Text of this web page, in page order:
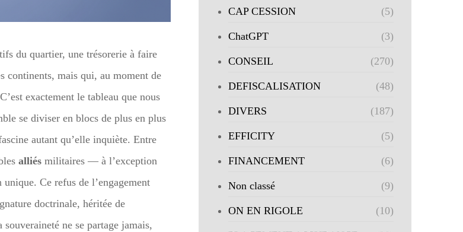
du quartier, une trésorerie à faire
continents, mais qui, au moment de
exactement le tableau que nous
se diviser en blocs de plus en plus
autant qu’elle inquiète. Entre
alliés militaires — à l’exception
Ce refus de l’engagement
doctrinale, héritée de
ne se partage jamais,
CAP CESSION (5)
ChatGPT (3)
CONSEIL (270)
DEFISCALISATION (48)
DIVERS (187)
EFFICITY (5)
FINANCEMENT (6)
Non classé (9)
ON EN RIGOLE (10)